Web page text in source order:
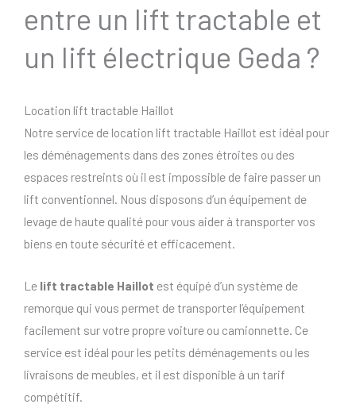
entre un lift tractable et
un lift électrique Geda ?
Location lift tractable Haillot
Notre service de location lift tractable Haillot est idéal pour
les déménagements dans des zones étroites ou des
espaces restreints où il est impossible de faire passer un
lift conventionnel. Nous disposons d’un équipement de
levage de haute qualité pour vous aider à transporter vos
biens en toute sécurité et efficacement.
Le lift tractable Haillot est équipé d’un système de
remorque qui vous permet de transporter l’équipement
facilement sur votre propre voiture ou camionnette. Ce
service est idéal pour les petits déménagements ou les
livraisons de meubles, et il est disponible à un tarif
compétitif.